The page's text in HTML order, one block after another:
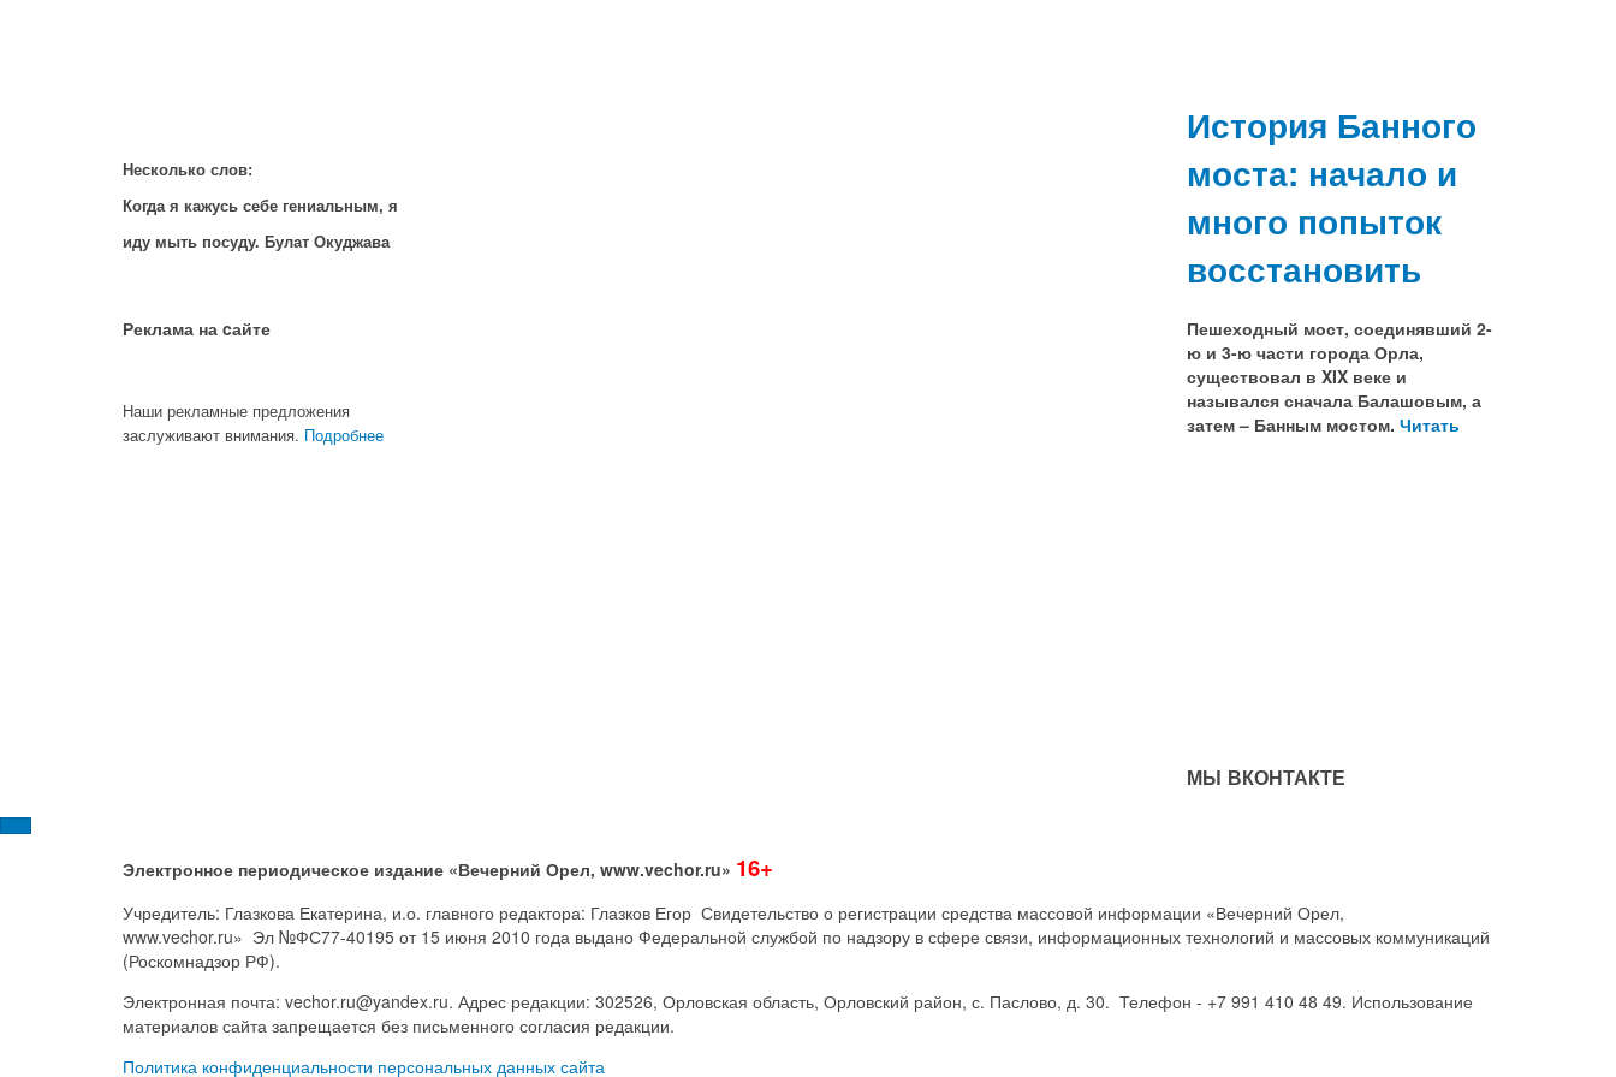
Несколько слов:
Когда я кажусь себе гениальным, я
иду мыть посуду. Булат Окуджава
Реклама на cайте
Наши рекламные предложения
заслуживают внимания. Подробнее
История Банного
моста: начало и
много попыток
восстановить
Пешеходный мост, соединявший 2-
ю и 3-ю части города Орла,
существовал в XIX веке и
назывался сначала Балашовым, а
затем – Банным мостом. Читать
МЫ ВКОНТАКТЕ
Электронное периодическое издание «Вечерний Орел, www.vechor.ru» 16+
Учредитель: Глазкова Екатерина, и.о. главного редактора: Глазков Егор Свидетельство о регистрации средства массовой информации «Вечерний Орел,
www.vechor.ru» Эл №ФС77-40195 от 15 июня 2010 года выдано Федеральной службой по надзору в сфере связи, информационных технологий и массовых коммуникаций
(Роскомнадзор РФ).
Электронная почта: vechor.ru@yandex.ru. Адрес редакции: 302526, Орловская область, Орловский район, с. Паслово, д. 30. Телефон - +7 991 410 48 49. Использование
материалов сайта запрещается без письменного согласия редакции.
Политика конфиденциальности персональных данных сайта